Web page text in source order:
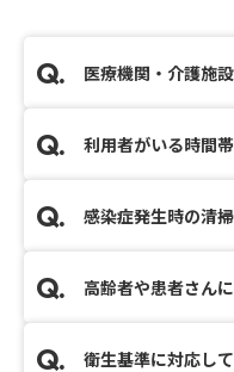
医療機関・介護施
利用者がいる時間
感染症発生時の清
高齢者や患者さん
衛生基準に対応し